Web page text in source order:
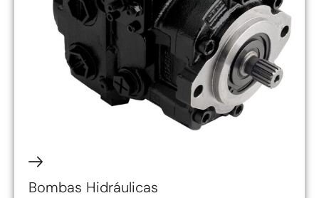
Bombas Hidráulicas